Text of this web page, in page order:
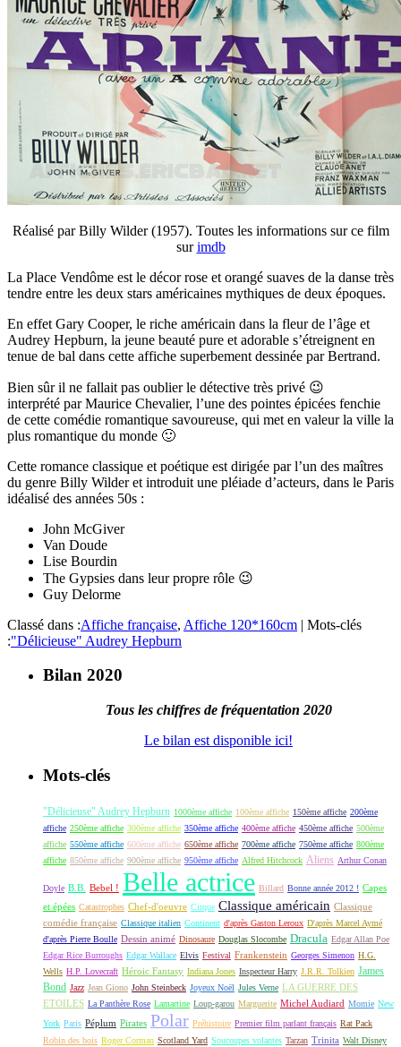
Réalisé par Billy Wilder (1957). Toutes les informations sur ce film
surimdb
La Place Vendôme est le décor rose et orangé suaves de la danse très
tendre entre les deux stars américaines mythiques de deux époques.
En effet Gary Cooper, le riche américain dans la fleur de l’âge et
Audrey Hepburn, la jeune beauté pure et adorable s’étreignent en
tenue de bal dans cette affiche superbement dessinée par Bertrand.
Bien sûr il ne fallait pas oublier le détective très privé 😉
interprété par Maurice Chevalier, l’une des pointes épicées fenchie
de cette comédie romantique savoureuse, qui met en valeur la ville la
plus romantique du monde 🙂
Cette romance classique et poétique est dirigée par l’un des maîtres
du genre Billy Wilder et introduit une pléiade d’acteurs, dans le Paris
idéalisé des années 50s :
John McGiver
Van Doude
Lise Bourdin
The Gypsies dans leur propre rôle 😉
Guy Delorme
Classé dans :Affiche française, Affiche 120*160cm | Mots-clés
:"Délicieuse" Audrey Hepburn
Bilan 2020
Tous les chiffres de fréquentation 2020
Le bilan est disponible ici!
Mots-clés
"Délicieuse" Audrey Hepburn 1000ème affiche 100ème affiche 150ème affiche 200ème
affiche 250ème affiche 300ème affiche 350ème affiche 400ème affiche 450ème affiche 500ème
affiche 550ème affiche 600ème affiche 650ème affiche 700ème affiche 750ème affiche 800ème
affiche 850ème affiche 900ème affiche 950ème affiche Alfred Hitchcock Aliens Arthur Conan
Doyle B.B. Bebel ! Belle actrice Billard Bonne année 2012 ! Capes
et épées Catastrophes Chef-d'oeuvre Cirque Classique américain Classique
comédie française Classique italien Continent d'après Gaston Leroux D'après Marcel Aymé
d'après Pierre Boulle Dessin animé Dinosaure Douglas Slocombe Dracula Edgar Allan Poe
Edgar Rice Burroughs Edgar Wallace Elvis Festival Frankenstein Georges Simenon H.G.
Wells H.P. Lovecraft Héroic Fantasy Indiana Jones Inspecteur Harry J.R.R. Tolkien James
Bond Jazz Jean Giono John Steinbeck Joyeux Noël Jules Verne LA GUERRE DES
ETOILES La Panthère Rose Lamartine Loup-garou Marguerite Michel Audiard Momie New
York Paris Péplum Pirates Polar Préhistoire Premier film parlant français Rat Pack
Robin des bois Roger Corman Scotland Yard Soucoupes volantes Tarzan Trinita Walt Disney